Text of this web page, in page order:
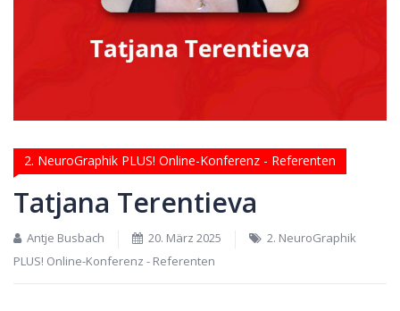
2. NeuroGraphik PLUS! Online-Konferenz - Referenten
Tatjana Terentieva
Antje Busbach 20. März 2025
2. NeuroGraphik
PLUS! Online-Konferenz - Referenten